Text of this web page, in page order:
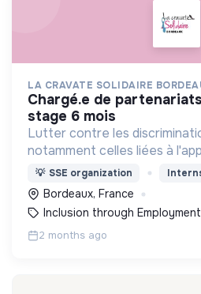
LA CRAVATE SOLIDAIRE
chargé.e de partenariats entreprises -
stage 6 mois
Lutter contre les
notamment celles liées à
de recrutement.
💡 SSE organization
Bordeaux, France
Inclusion through Employment
2 months ago